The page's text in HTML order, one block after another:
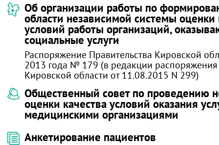
Об организации работы по
области независимой системы оценки
условий работы организаций,
социальные услуги
Распоряжение Правительства Кировской
2013 года № 179 (в редакции распоряжения
Кировской области от 11.08.2015 N 299)
Общественный совет по проведению
оценки качества условий оказания
медицинскими организациями
Анкетирование пациентов